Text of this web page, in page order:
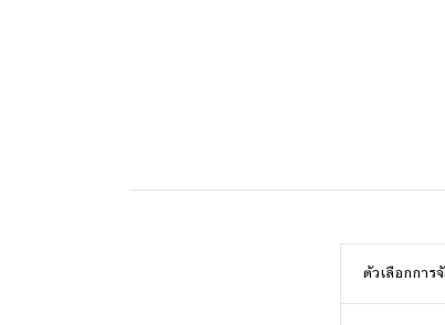
ตัวเลือกการ